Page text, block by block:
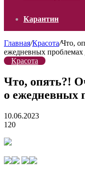
Карантин
Главная/Красота/Что,
ежедневных проблемах
Красота
Что, опять?!
о ежедневных
10.06.2023
120